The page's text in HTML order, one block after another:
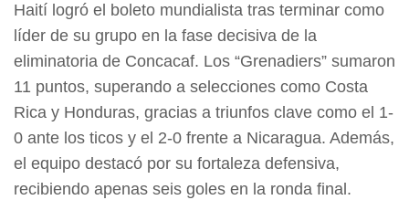
Haití logró el boleto mundialista tras terminar como
líder de su grupo en la fase decisiva de la
eliminatoria de Concacaf. Los “Grenadiers” sumaron
11 puntos, superando a selecciones como Costa
Rica y Honduras, gracias a triunfos clave como el 1-
0 ante los ticos y el 2-0 frente a Nicaragua. Además,
el equipo destacó por su fortaleza defensiva,
recibiendo apenas seis goles en la ronda final.